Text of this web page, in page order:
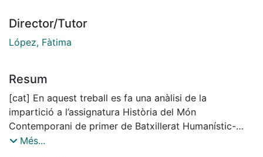
Director/Tutor
López, Fàtima
Resum
[cat] En aquest treball es fa una anàlisi de la
impartició a l’assignatura Història del Món
Contemporani de primer de Batxillerat Humanístic-
Social d’una seqüència didàctica de l’època de la
Més...